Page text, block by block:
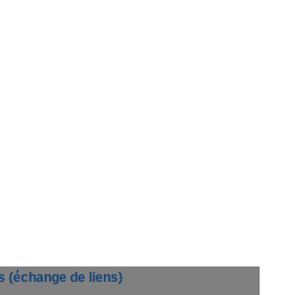
(échange de liens)